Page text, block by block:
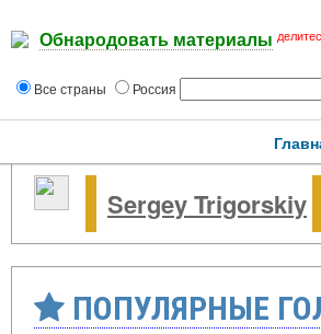
Обнародовать материалы
Все страны Россия
Sergey Trigorskiy
ПОПУЛЯРНЫЕ